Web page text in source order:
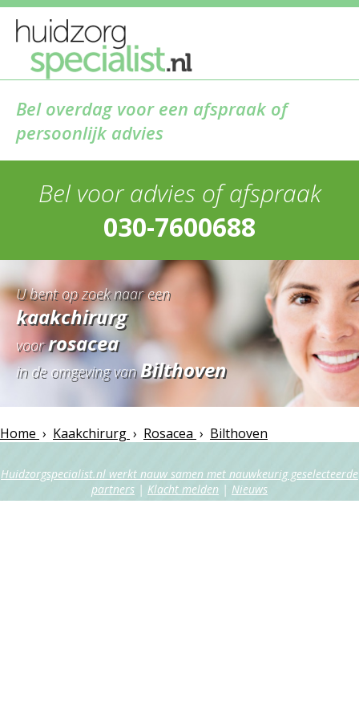
Bel overdag voor een afspraak of
persoonlijk advies
Bel voor advies of afspraak
030-7600688
U bent op zoek naar een
kaakchirurg
voorrosacea
in de omgeving vanBilthoven
Home › Kaakchirurg › Rosacea › Bilthoven
Huidzorgspecialist.nl werkt nauw samen met nauwkeurig geselecteerde
partners | Klacht melden | Nieuws